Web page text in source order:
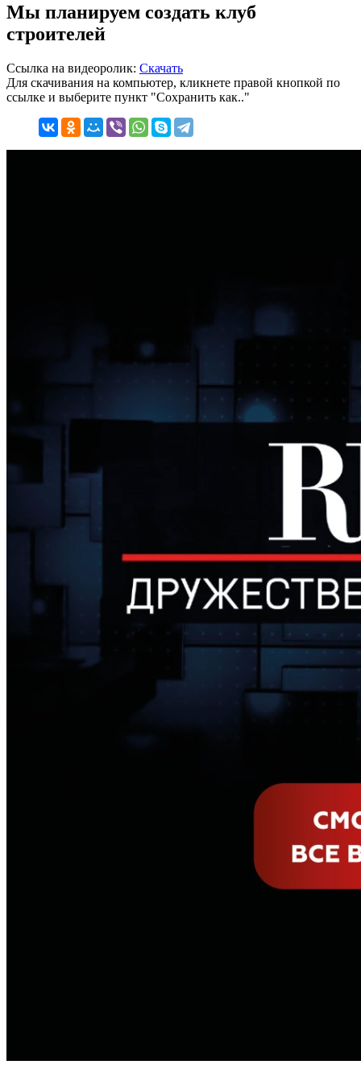
Мы планируем создать клуб
строителей
Ссылка на видеоролик: Скачать
Для скачивания на компьютер, кликнете правой кнопкой по
ссылке и выберите пункт "Сохранить как.."